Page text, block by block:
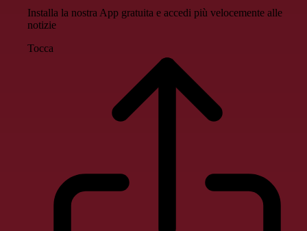
Installa la nostra App gratuita e accedi più velocemente alle
notizie
Tocca